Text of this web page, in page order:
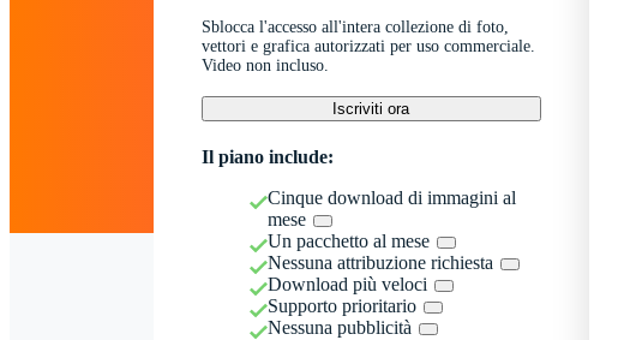
Sblocca l'accesso all'intera collezione di foto,
vettori e grafica autorizzati per uso commerciale.
Video non incluso.
Iscriviti ora
Il piano include:
Cinque download di immagini al
mese
Un pacchetto al mese
Nessuna attribuzione richiesta
Download più veloci
Supporto prioritario
Nessuna pubblicità